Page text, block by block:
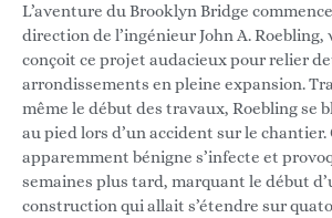
L’aventure du Brooklyn Bridge
direction de l’ingénieur John A.
conçoit ce projet audacieux pour relier
arrondissements en pleine expansion.
même le début des travaux, Roebling se
au pied lors d’un accident sur le
apparemment bénigne s’infecte et
semaines plus tard, marquant le début
construction qui allait s’étendre sur